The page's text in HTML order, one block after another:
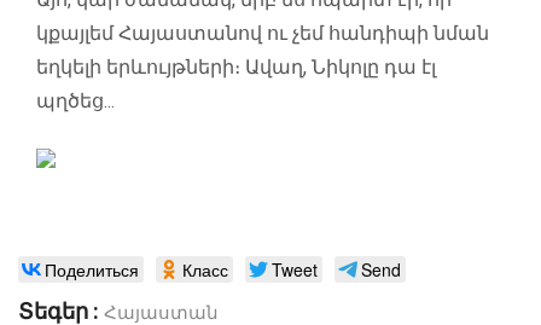
կքայլեմ Հայաստանով ու չեմ հանդիպի նման
եղկելի երևույթների։ Ավաղ, Նիկոլը դա էլ
պղծեց...
Поделиться Класс Tweet Send
Տեգեր : Հայաստան